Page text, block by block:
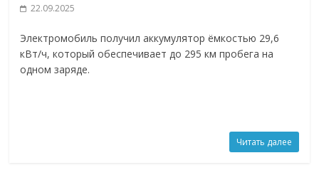
22.09.2025
Электромобиль получил аккумулятор ёмкостью 29,6
кВт/ч, который обеспечивает до 295 км пробега на
одном заряде.
Читать далее